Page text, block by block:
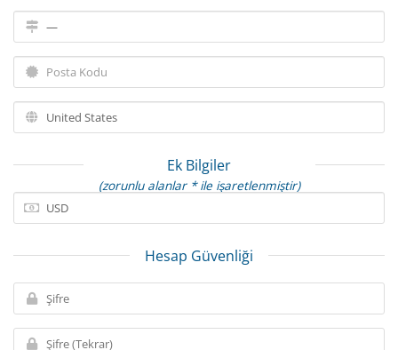
Ek Bilgiler
(zorunlu alanlar * ile işaretlenmiştir)
Hesap Güvenliği